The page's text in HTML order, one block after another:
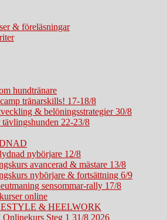
& föreläsningar
hundtränare
tränarskills! 17-18/8
& belöningsstrategier 30/8
22-23/8
nybörjare 12/8
avancerad & mästare 13/8
nybörjare & fortsättning 6/9
sensommar-rally 17/8
online
& HEELWORK
Steg 1 31/8 2026